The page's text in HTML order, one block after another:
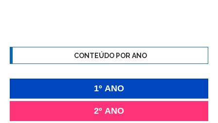
CONTEÚDO POR ANO
1º ANO
2º ANO